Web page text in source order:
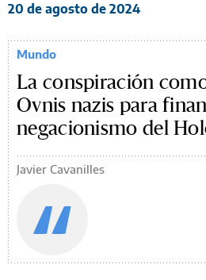
20 de agosto de 2024
Mundo
La conspiración
Ovnis nazis para
negacionismo del
Javier Cavanilles